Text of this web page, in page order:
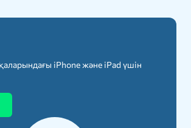
iPhone және iPad үшін